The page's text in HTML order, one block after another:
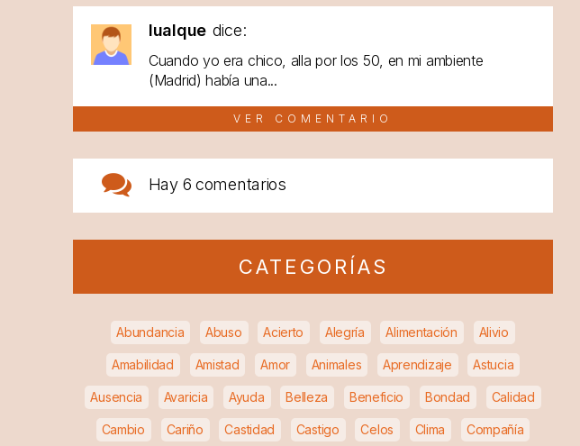
lualque dice:
Cuando yo era chico, alla por los 50, en mi ambiente
(Madrid) había una...
VER COMENTARIO
Hay 6 comentarios
CATEGORÍAS
Abundancia Abuso Acierto Alegría Alimentación Alivio
Amabilidad Amistad Amor Animales Aprendizaje Astucia
Ausencia Avaricia Ayuda Belleza Beneficio Bondad Calidad
Cambio Cariño Castidad Castigo Celos Clima Compañía